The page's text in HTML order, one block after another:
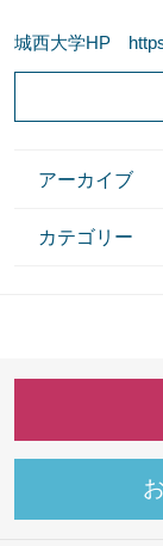
城西大学HP
アーカイブ
カテゴリー
お